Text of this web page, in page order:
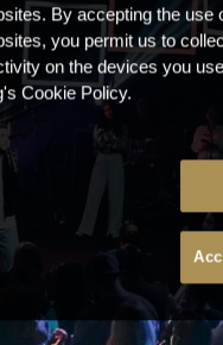
By accepting the use
you permit us to
on the devices you
Cookie Policy.